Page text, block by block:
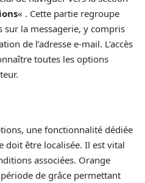
« . Cette partie regroupe
sur la messagerie, y compris
de l’adresse e-mail. L’accès
toutes les options
une fonctionnalité dédiée
doit être localisée. Il est vital
associées. Orange
de grâce permettant